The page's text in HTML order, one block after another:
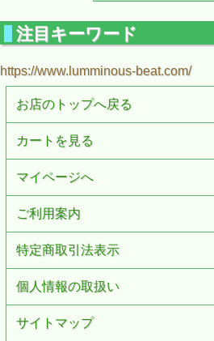
注目キーワード
https://www.lumminous-beat.com/
お店のトップへ戻る
カートを見る
マイページへ
ご利用案内
特定商取引法表示
個人情報の取扱い
サイトマップ